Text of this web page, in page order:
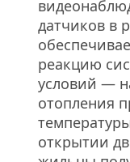
датчиков в
реакцию
условий —
отопления
открытии